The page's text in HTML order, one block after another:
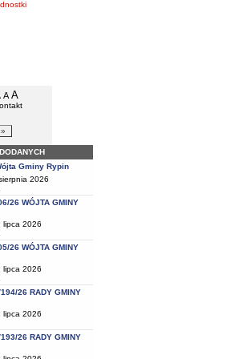
pomniejsz czcionkę
A standardowy rozmiar czcionki
A
Gminy Rypin
2026
26 WÓJTA GMINY
lipca 2026
26 WÓJTA GMINY
lipca 2026
26 RADY GMINY
lipca 2026
26 RADY GMINY